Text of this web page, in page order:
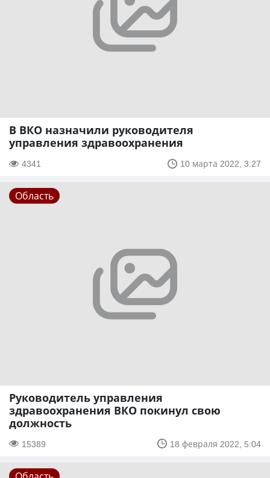
В ВКО назначили руководителя
управления здравоохранения
4341 10 марта 2022, 3:27
Область
Руководитель управления
здравоохранения ВКО покинул свою
должность
15389 18 февраля 2022, 5:04